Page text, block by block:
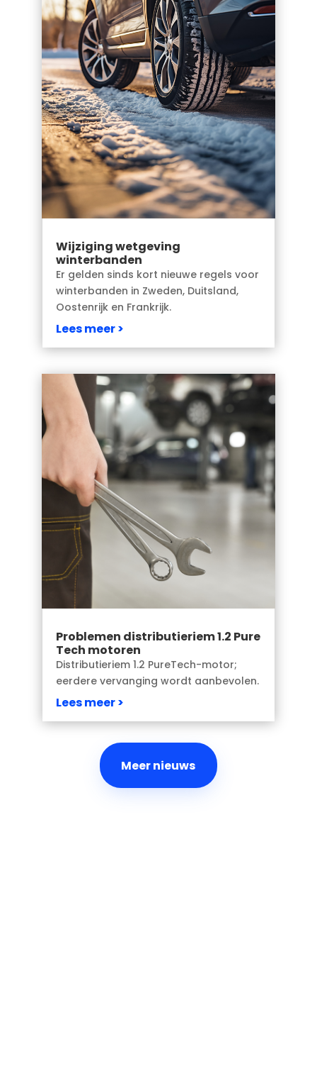
Wijziging wetgeving
winterbanden
Er gelden sinds kort nieuwe regels voor
winterbanden in Zweden, Duitsland,
Oostenrijk en Frankrijk.
Lees meer
Problemen distributieriem 1.2 Pure
Tech motoren
Distributieriem 1.2 PureTech-motor;
eerdere vervanging wordt aanbevolen.
Lees meer
Meer nieuws